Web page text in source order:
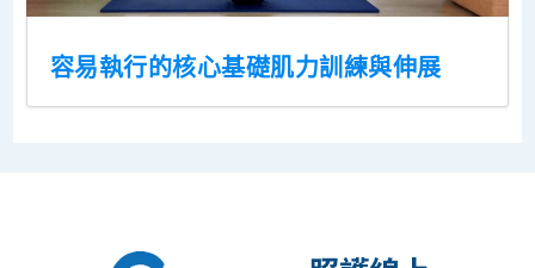
容易執行的核心基礎肌力訓練與伸展